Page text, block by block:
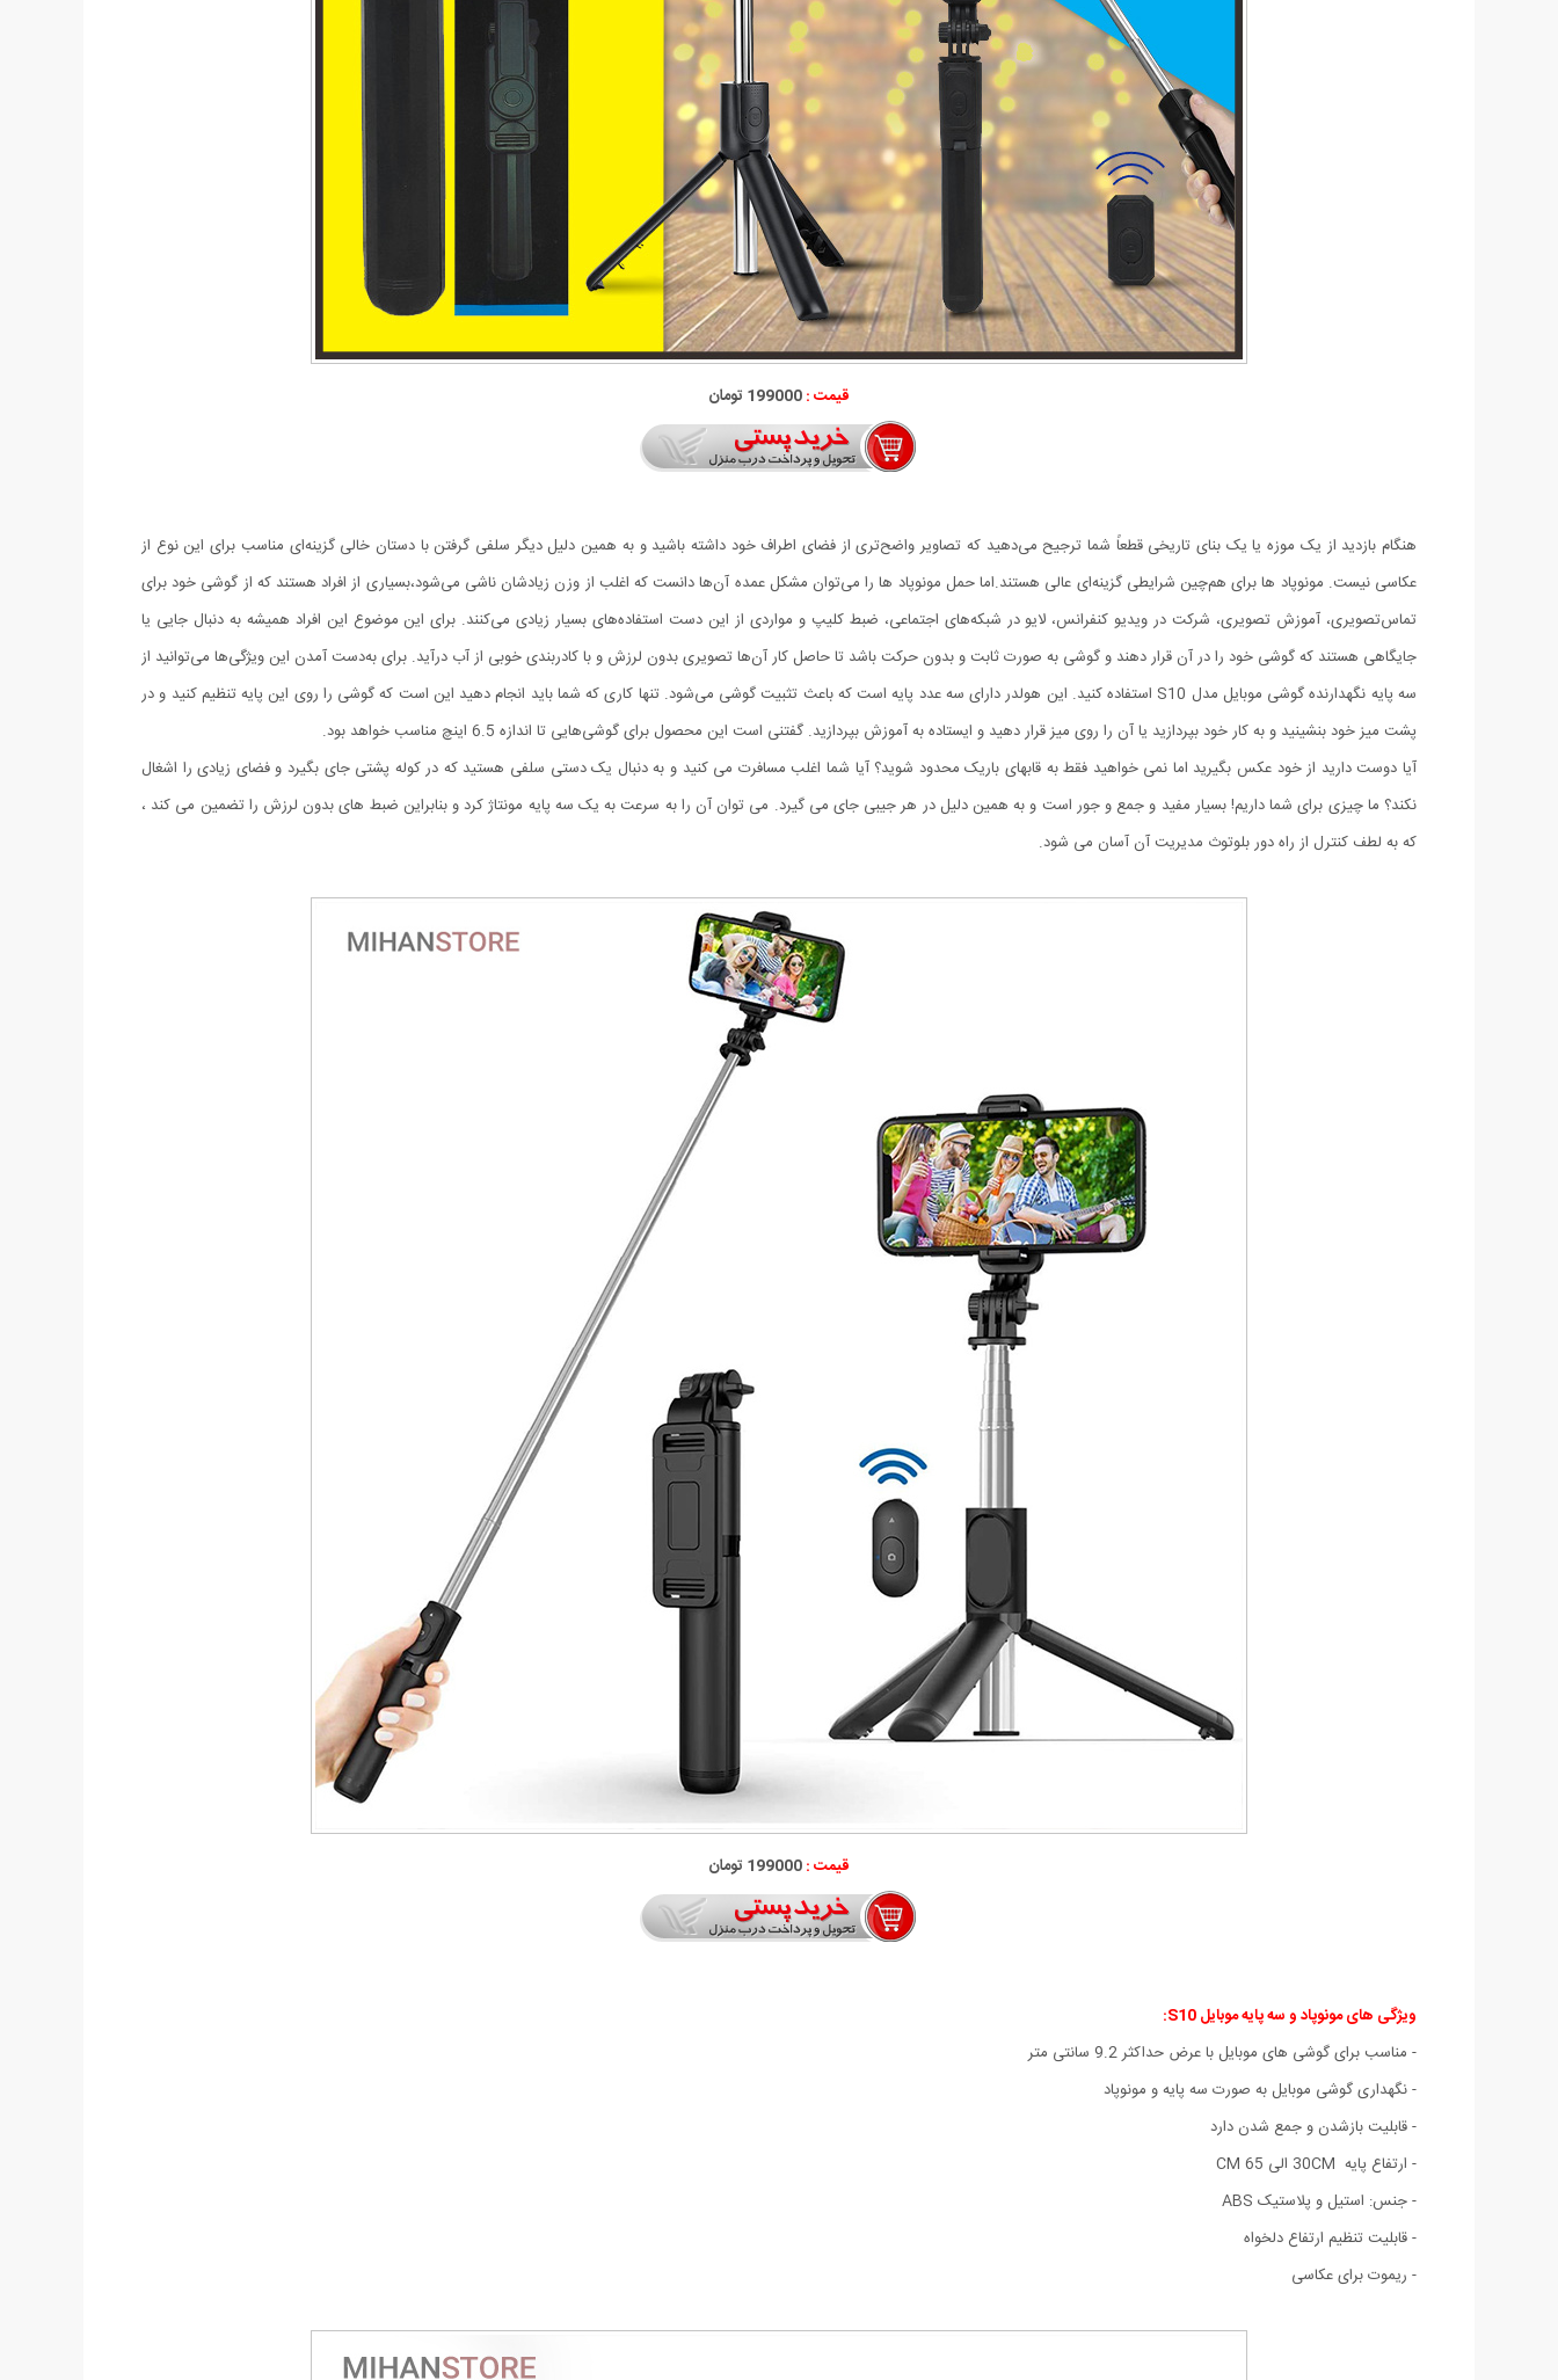
قیمت :199000 تومان
هنگام بازدید از یک موزه یا یک بنای تاریخی قطعاً شما ترجیح می‌دهید که تصاویر واضح‌تری از فضای اطراف خود داشته باشید و به همین دلیل دیگر سلفی گرفتن با دستان خالی گزینه‌ای مناسب برای این نوع از
عکاسی نیست. مونوپاد ها برای هم‌چین شرایطی گزینه‌ای عالی هستند.اما حمل مونوپاد ها را می‌توان مشکل عمده آن‌ها دانست که اغلب از وزن زیادشان ناشی می‌شود،بسیاری از افراد هستند که از گوشی خود برای
تماس‌تصویری، آموزش تصویری، شرکت در ویدیو کنفرانس، لایو در شبکه‌های اجتماعی، ضبط کلیپ و مواردی از این دست استفاده‌های بسیار زیادی می‌کنند. برای این موضوع این افراد همیشه به دنبال جایی یا
جایگاهی هستند که گوشی خود را در آن قرار دهند و گوشی به صورت ثابت و بدون حرکت باشد تا حاصل کار آن‌ها تصویری بدون لرزش و با کادربندی خوبی از آب درآید. برای به‌دست آمدن این ویژگی‌ها می‌توانید از
سه پایه نگهدارنده گوشی موبایل مدل S10 استفاده کنید. این هولدر دارای سه عدد پایه است که باعث تثبیت گوشی می‌شود. تنها کاری که شما باید انجام دهید این است که گوشی را روی این پایه تنظیم کنید و در
پشت میز خود بنشینید و به کار خود بپردازید یا آن را روی میز قرار دهید و ایستاده به آموزش بپردازید. گفتنی است این محصول برای گوشی‌هایی تا اندازه 6.5 اینچ مناسب خواهد بود.
آیا دوست دارید از خود عکس بگیرید اما نمی خواهید فقط به قابهای باریک محدود شوید؟ آیا شما اغلب مسافرت می کنید و به دنبال یک دستی سلفی هستید که در کوله پشتی جای بگیرد و فضای زیادی را اشغال
نکند؟ ما چیزی برای شما داریم! بسیار مفید و جمع و جور است و به همین دلیل در هر جیبی جای می گیرد. می توان آن را به سرعت به یک سه پایه مونتاژ کرد و بنابراین ضبط های بدون لرزش را تضمین می کند ،
که به لطف کنترل از راه دور بلوتوث مدیریت آن آسان می شود.
قیمت :199000 تومان
ویژگی های مونوپاد و سه پایه موبایل S10:
- مناسب برای گوشی های موبایل با عرض حداکثر 9.2 سانتی متر
- نگهداری گوشی موبایل به صورت سه پایه و مونوپاد
- قابلیت بازشدن و جمع شدن دارد
- ارتفاع پایه 30CM الی 65 CM
- جنس: استیل و پلاستیک ABS
- قابلیت تنظیم ارتفاع دلخواه
- ریموت برای عکاسی